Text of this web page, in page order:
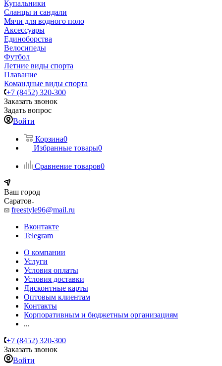
Купальники
Сланцы и сандали
Мячи для водного поло
Аксессуары
Единоборства
Велосипеды
Футбол
Летние виды спорта
Плавание
Командные виды спорта
+7 (8452) 320-300
Заказать звонок
Задать вопрос
Войти
Корзина0
Избранные товары0
Сравнение товаров0
Ваш город
Саратов
freestyle96@mail.ru
Вконтакте
Telegram
О компании
Услуги
Условия оплаты
Условия доставки
Дисконтные карты
Оптовым клиентам
Контакты
Корпоративным и бюджетным организациям
...
+7 (8452) 320-300
Заказать звонок
Войти